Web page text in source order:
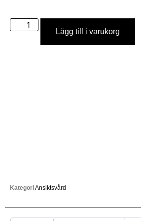
Lägg till i varukorg
KategoriAnsiktsvård